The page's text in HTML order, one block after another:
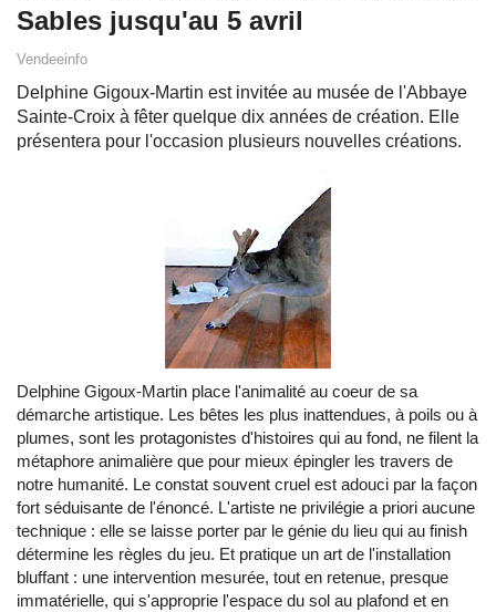
Sables jusqu'au 5 avril
Vendeeinfo
Delphine Gigoux-Martin est invitée au musée de l'Abbaye
Sainte-Croix à fêter quelque dix années de création. Elle
présentera pour l'occasion plusieurs nouvelles créations.
Delphine Gigoux-Martin place l'animalité au coeur de sa
démarche artistique. Les bêtes les plus inattendues, à poils ou à
plumes, sont les protagonistes d'histoires qui au fond, ne filent la
métaphore animalière que pour mieux épingler les travers de
notre humanité. Le constat souvent cruel est adouci par la façon
fort séduisante de l'énoncé. L'artiste ne privilégie a priori aucune
technique : elle se laisse porter par le génie du lieu qui au finish
détermine les règles du jeu. Et pratique un art de l'installation
bluffant : une intervention mesurée, tout en retenue, presque
immatérielle, qui s'approprie l'espace du sol au plafond et en